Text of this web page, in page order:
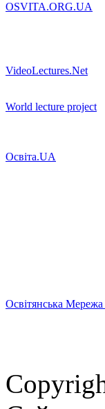
OSVITA.ORG.UA
VideoLectures.Net
World lecture project
Освіта.UA
Освітянська Мережа